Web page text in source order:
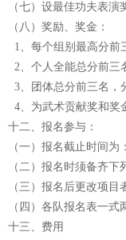
（七）设最佳功夫表
（八）奖励、奖金：
1、每个组别最高分前
2、个人全能总分前三
3、团体总分前三名，
4、为武术贡献奖和奖
十二、报名参与：
（一）报名截止时间为
（二）报名时须备齐
（三）报名后更改项目
（四）各队报名表一
十三、费用